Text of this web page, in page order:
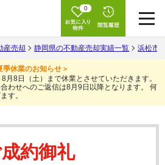
0
産売却 静岡県の不動産売却実績一覧 浜松市
季休業のお知らせ＞
月8日（土）まで休業とさせていただきます。
わせへのご返信は8月9日以降となります。
何
す。
約御礼